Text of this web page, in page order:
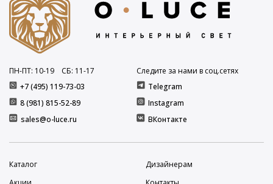
+7 (495) 119-73-03
8 (981) 815-52-89
ПН-ПТ: 10-19 СБ: 11-17
sales@o-luce.ru
Следите за нами в соц.сетях
Telegram
Instagram
ВКонтакте
Каталог
Дизайнерам